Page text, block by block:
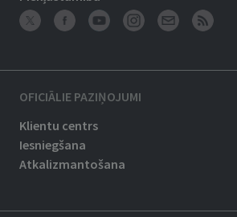
OFICIĀLIE PAZIŅOJUMI
Klientu centrs
Iesniegšana
Atkalizmantošana